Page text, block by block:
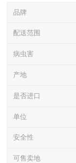
品牌
配送范围
病虫害
产地
是否进口
单位
安全性
可售卖地